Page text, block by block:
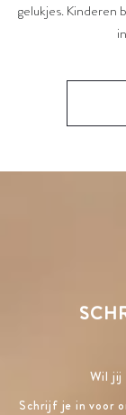
gelukjes. Kinderen
Wil jij
Schrijf je in voor